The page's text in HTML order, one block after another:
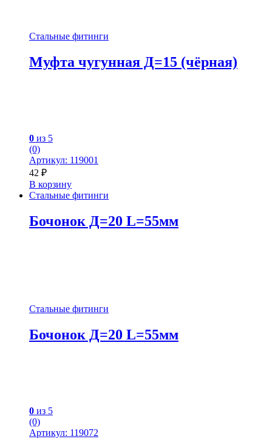
Стальные фитинги
Муфта чугунная Д=15 (чёрная)
0 из 5
(0)
Артикул: 119001
42 ₽
В корзину
Стальные фитинги
Бочонок Д=20 L=55мм
Стальные фитинги
Бочонок Д=20 L=55мм
0 из 5
(0)
Артикул: 119072